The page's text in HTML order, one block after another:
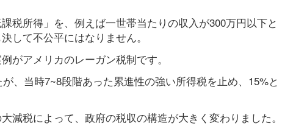
税所得」を、例えば一世帯当たりの収入が300万円以下と
して不公平にはなりません。
がアメリカのレーガン税制です。
、当時7~8段階あった累進性の強い所得税を止め、15%と
減税によって、政府の税収の構造が大きく変わりました。